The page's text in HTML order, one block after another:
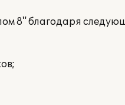
8" благодаря